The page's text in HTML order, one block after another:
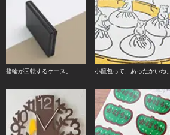
指輪が回転するケース。 小籠包って、あったかいね。